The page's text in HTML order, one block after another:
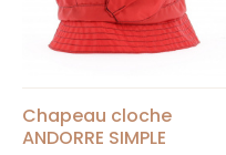
Chapeau cloche
ANDORRE SIMPLE